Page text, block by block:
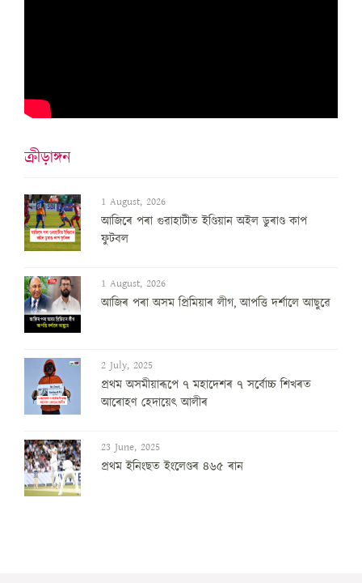
ক্ৰীড়াঙ্গন
1 August, 2026
আজিৰে পৰা গুৱাহাটীত ইণ্ডিয়ান অইল ডুৰাণ্ড কাপ
ফুটবল
1 August, 2026
আজিৰ পৰা অসম প্ৰিমিয়াৰ লীগ, আপত্তি দৰ্শালে আছুৱে
2 July, 2025
প্ৰথম অসমীয়াৰূপে ৭ মহাদেশৰ ৭ সৰ্বোচ্চ শিখৰত
আৰোহণ হেদায়েৎ আলীৰ
23 June, 2025
প্ৰথম ইনিংছত ইংলেণ্ডৰ ৪৬৫ ৰান